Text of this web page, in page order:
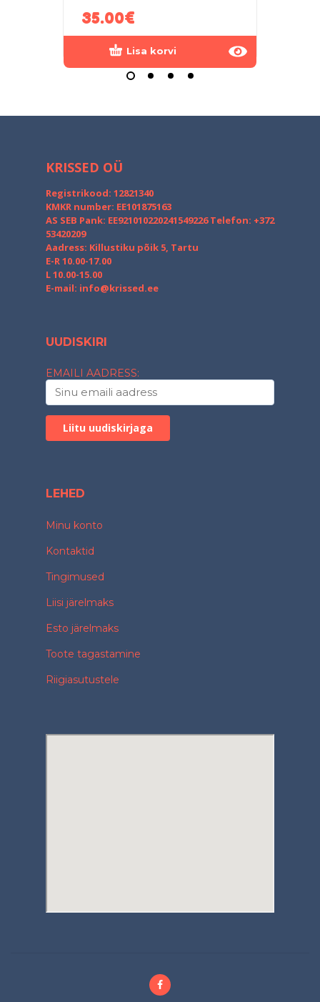
35.00€
Lisa korvi
KRISSED OÜ
Registrikood: 12821340
KMKR number: EE101875163
AS SEB Pank: EE921010220241549226 Telefon: +372
53420209
Aadress: Killustiku põik 5, Tartu
E-R 10.00-17.00
L 10.00-15.00
E-mail: info@krissed.ee
UUDISKIRI
EMAILI AADRESS:
LEHED
Minu konto
Kontaktid
Tingimused
Liisi järelmaks
Esto järelmaks
Toote tagastamine
Riigiasutustele